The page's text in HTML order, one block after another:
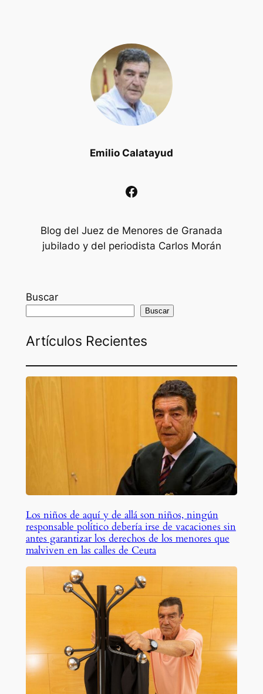
Emilio Calatayud
Facebook
Blog del Juez de Menores de Granada
jubilado y del periodista Carlos Morán
Buscar
Buscar
Artículos Recientes
Los niños de aquí y de allá son niños, ningún
responsable político debería irse de vacaciones sin
antes garantizar los derechos de los menores que
malviven en las calles de Ceuta